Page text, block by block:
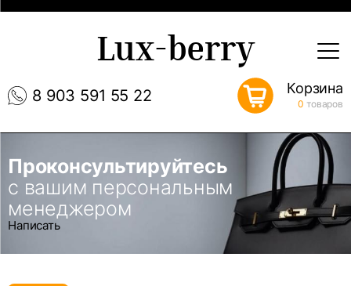
8 903 591 55 22
Lux-berry
Корзина
0 товаров
Проконсультируйтесь
с вашим персональным
менеджером
Написать